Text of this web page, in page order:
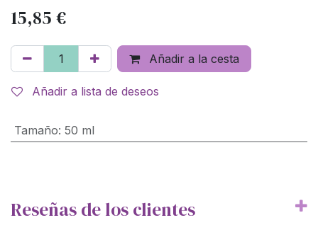
15,85 €
Añadir a la cesta
Añadir a lista de deseos
Tamaño: 50 ml
Reseñas de los clientes